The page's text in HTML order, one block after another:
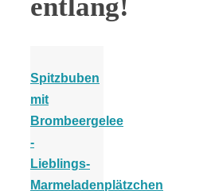
entlang!
Spitzbuben
mit
Brombeergelee
-
Lieblings-
Marmeladenplätzchen